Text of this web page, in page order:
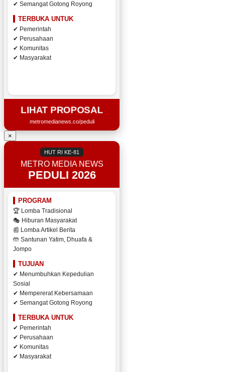
✔ Semangat Gotong Royong
TERBUKA UNTUK
✔ Pemerintah
✔ Perusahaan
✔ Komunitas
✔ Masyarakat
LIHAT PROPOSAL
metromedianews.co/peduli
×
HUT RI KE-81
METRO MEDIA NEWS
PEDULI 2026
PROGRAM
🏆 Lomba Tradisional
🎭 Hiburan Masyarakat
📰 Lomba Artikel Berita
🤲 Santunan Yatim, Dhuafa &
Jompo
TUJUAN
✔ Menumbuhkan Kepedulian
Sosial
✔ Mempererat Kebersamaan
✔ Semangat Gotong Royong
TERBUKA UNTUK
✔ Pemerintah
✔ Perusahaan
✔ Komunitas
✔ Masyarakat